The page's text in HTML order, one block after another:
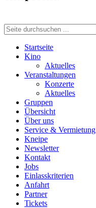
Startseite
Kino
Aktuelles
Veranstaltungen
Konzerte
Aktuelles
Gruppen
Übersicht
Über uns
Service & Vermietung
Kneipe
Newsletter
Kontakt
Jobs
Einlasskriterien
Anfahrt
Partner
Tickets